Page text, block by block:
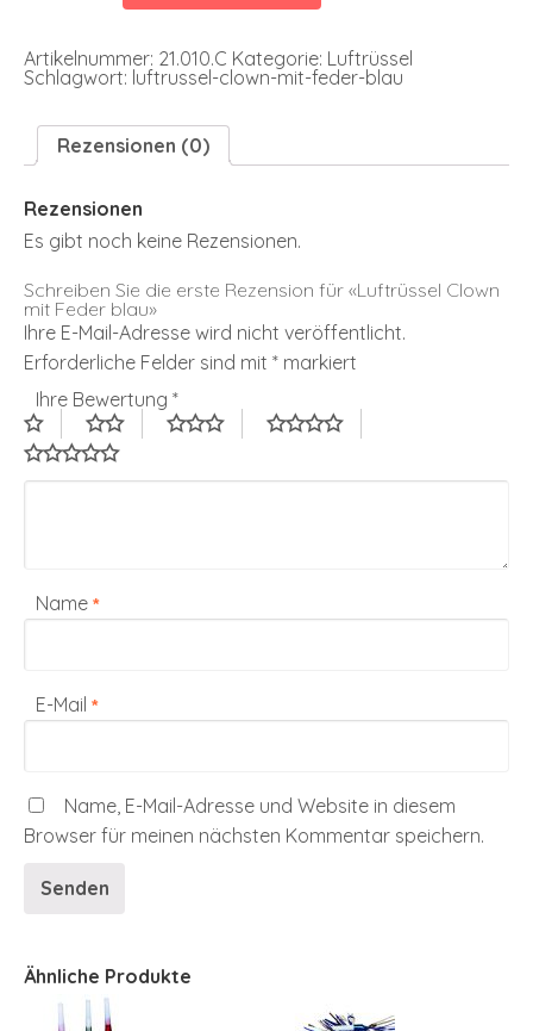
Artikelnummer: 21.010.C Kategorie: Luftrüssel
Schlagwort: luftrussel-clown-mit-feder-blau
Rezensionen (0)
Rezensionen
Es gibt noch keine Rezensionen.
Schreiben Sie die erste Rezension für «Luftrüssel Clown
mit Feder blau»
Ihre E-Mail-Adresse wird nicht veröffentlicht.
Erforderliche Felder sind mit * markiert
Ihre Bewertung *
Name *
E-Mail *
Name, E-Mail-Adresse und Website in diesem
Browser für meinen nächsten Kommentar speichern.
Ähnliche Produkte